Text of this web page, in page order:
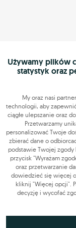
Używamy plików
statystyk oraz
My oraz nasi
technologii, aby
ciągłe ulepszanie oraz
Przetwarzamy
personalizować Twoje
zbierać dane o
podstawie Twojej zgody
przycisk "Wyrażam
oraz przetwarzanie
dowiedzieć się więcej
kliknij "Więcej opcji".
decyzję i wycofać
Niezbędne do